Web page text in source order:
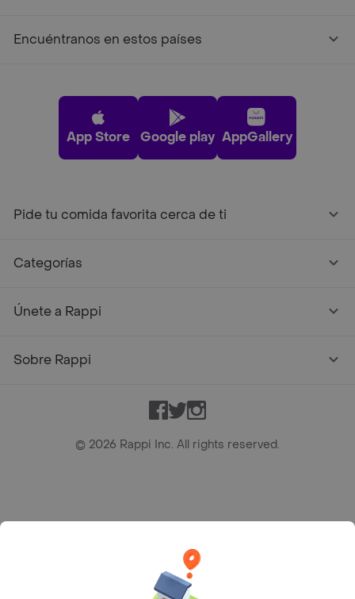
Encuéntranos en estos países
App Store Google play AppGallery
Pide tu comida favorita cerca de ti
Categorías
Únete a Rappi
Sobre Rappi
Facebook
TwitterInstagram
© 2026 Rappi Inc. All rights reserved.
Bogotá D.C. --- notificacionesrappi@rappi.com